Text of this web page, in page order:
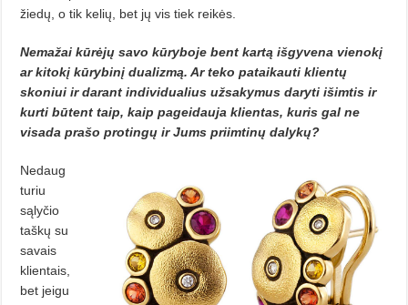
žiedų, o tik kelių, bet jų vis tiek reikės.
Nemažai kūrėjų savo kūryboje bent kartą išgyvena vienokį
ar kitokį kūrybinį dualizmą. Ar teko pataikauti klientų
skoniui ir darant individualius užsakymus daryti išimtis ir
kurti būtent taip, kaip pageidauja klientas, kuris gal ne
visada prašo protingų ir Jums priimtinų dalykų?
Nedaug
turiu
sąlyčio
taškų su
savais
klientais,
bet jeigu